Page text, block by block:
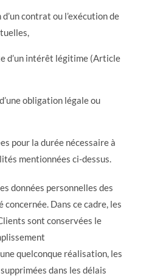
contrat ou l’exécution de
d’un intérêt légitime (Article
obligation légale ou
pour la durée nécessaire à
mentionnées ci-dessus.
données personnelles des
Dans ce cadre, les
sont conservées le
quelconque réalisation, les
dans les délais